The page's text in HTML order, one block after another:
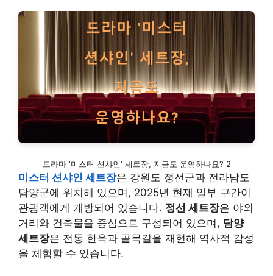
드라마 '미스터 션샤인' 세트장, 지금도 운영하나요? 2
미스터 션샤인 세트장은 강원도 정선군과 전라남도
담양군에 위치해 있으며, 2025년 현재 일부 구간이
관광객에게 개방되어 있습니다. 정선 세트장은 야외
거리와 건축물을 중심으로 구성되어 있으며, 담양
세트장은 전통 한옥과 골목길을 재현해 역사적 감성
을 체험할 수 있습니다.